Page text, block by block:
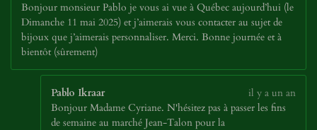
Bonjour monsieur Pablo je vous ai vue à Québec aujourd’hui (le
Dimanche 11 mai 2025) et j’aimerais vous contacter au sujet de
bijoux que j’aimerais personnaliser. Merci. Bonne journée et à
bientôt (sûrement)
Pablo Ikraar
il y a un an
Bonjour Madame Cyriane. N'hésitez pas à passer les fins
de semaine au marché Jean-Talon pour la